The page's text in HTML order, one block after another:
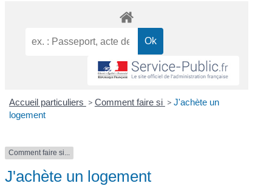
Accueil particuliers > Comment faire si > J'achète un
logement
Comment faire si...
J'achète un logement